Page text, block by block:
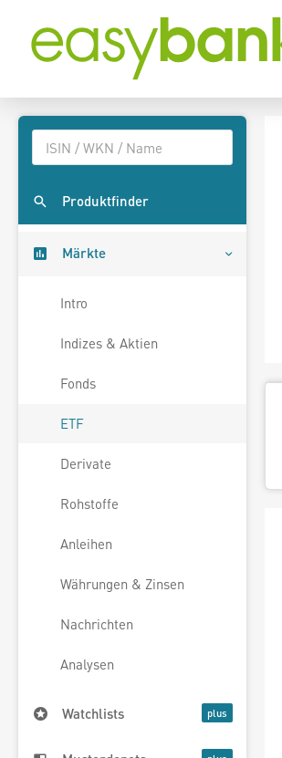
Produktfinder
Märkte
Intro
Indizes & Aktien
Fonds
ETF
Derivate
Rohstoffe
Anleihen
Währungen & Zinsen
Nachrichten
Analysen
Watchlists